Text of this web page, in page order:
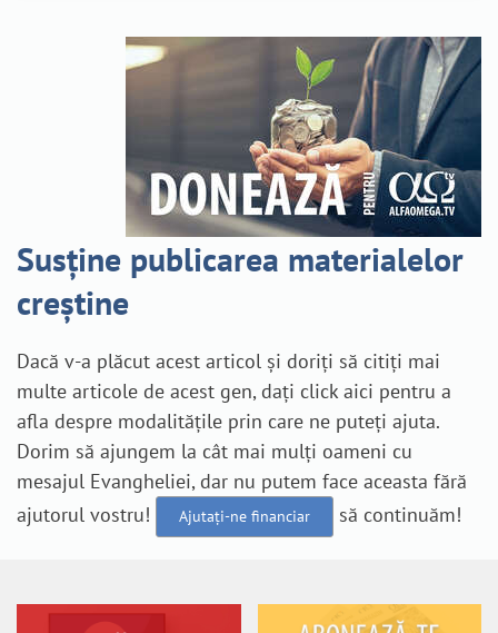
Susține publicarea materialelor
creștine
Dacă v-a plăcut acest articol și doriți să citiți mai
multe articole de acest gen, dați click aici pentru a
afla despre modalitățile prin care ne puteți ajuta.
Dorim să ajungem la cât mai mulți oameni cu
mesajul Evangheliei, dar nu putem face aceasta fără
ajutorul vostru!
Ajutați-ne financiar să continuăm!